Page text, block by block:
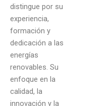
distingue por su
experiencia,
formación y
dedicación a las
energías
renovables. Su
enfoque en la
calidad, la
innovación y la